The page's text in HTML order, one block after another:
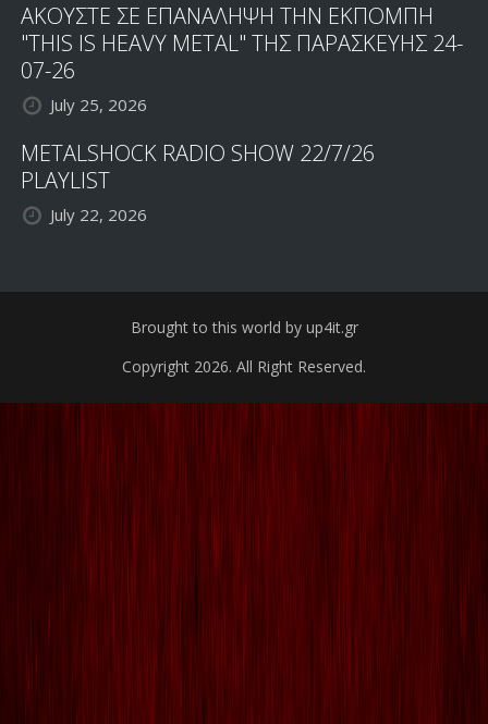
ΑΚΟΥΣΤΕ ΣΕ ΕΠΑΝΑΛΗΨΗ ΤΗΝ ΕΚΠΟΜΠΗ
"THIS IS HEAVY METAL" ΤΗΣ ΠΑΡΑΣΚΕΥΗΣ 24-
07-26
July 25, 2026
METALSHOCK RADIO SHOW 22/7/26
PLAYLIST
July 22, 2026
Brought to this world by up4it.gr
Copyright 2026. All Right Reserved.